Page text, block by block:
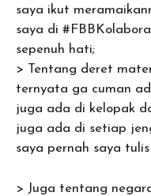
saya ikut
saya di
sepenuh hati;
> Tentang deret
ternyata ga cuman
juga ada di kelopak
juga ada di setiap
saya pernah saya
> Juga tentang